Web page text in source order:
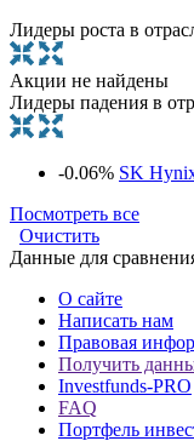
Лидеры роста в
Акции не найдены
Лидеры падения в
-0.06% SK
Посмотреть все
Очистить
Данные для
О сайте
Написать нам
Правовая
Получить
Investfunds-PRO
FAQ
Портфель